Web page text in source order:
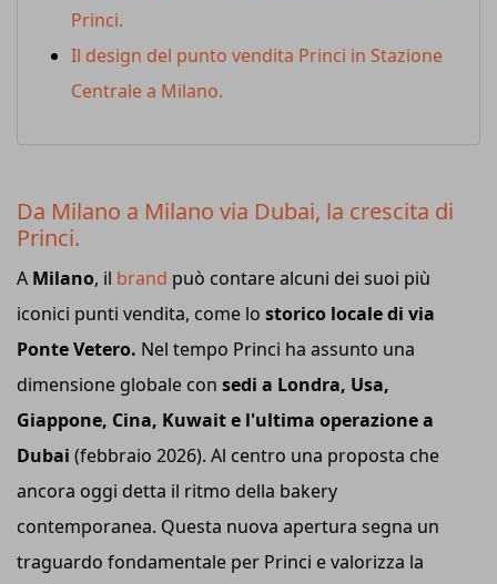
Princi.
Il design del punto vendita Princi in Stazione
Centrale a Milano.
Da Milano a Milano via Dubai, la crescita di
Princi.
A Milano, il brand può contare alcuni dei suoi più
iconici punti vendita, come lo storico locale di via
Ponte Vetero. Nel tempo Princi ha assunto una
dimensione globale con sedi a Londra, Usa,
Giappone, Cina, Kuwait e l'ultima operazione a
Dubai (febbraio 2026). Al centro una proposta che
ancora oggi detta il ritmo della bakery
contemporanea. Questa nuova apertura segna un
traguardo fondamentale per Princi e valorizza la